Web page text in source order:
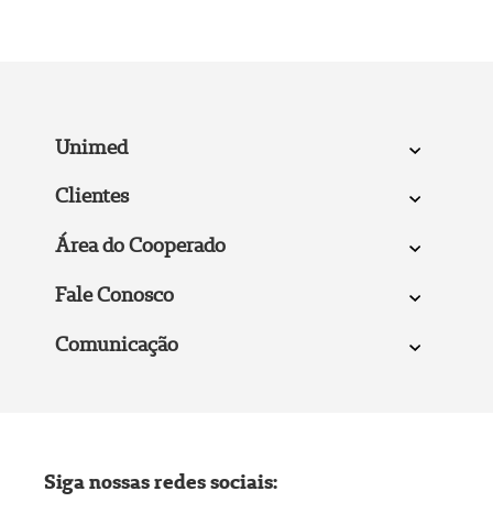
Unimed
Clientes
Área do Cooperado
Fale Conosco
Comunicação
Siga nossas redes sociais: